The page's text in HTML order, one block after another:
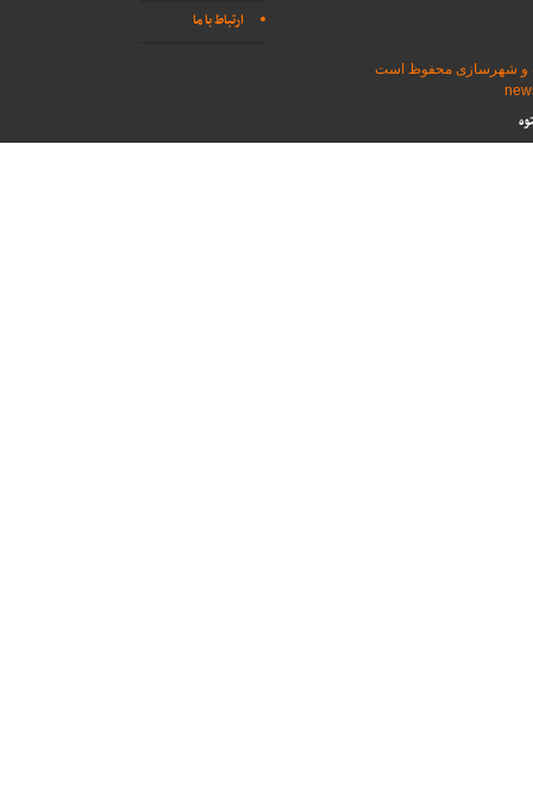
ارتباط با ما
و شهرسازی محفوظ است